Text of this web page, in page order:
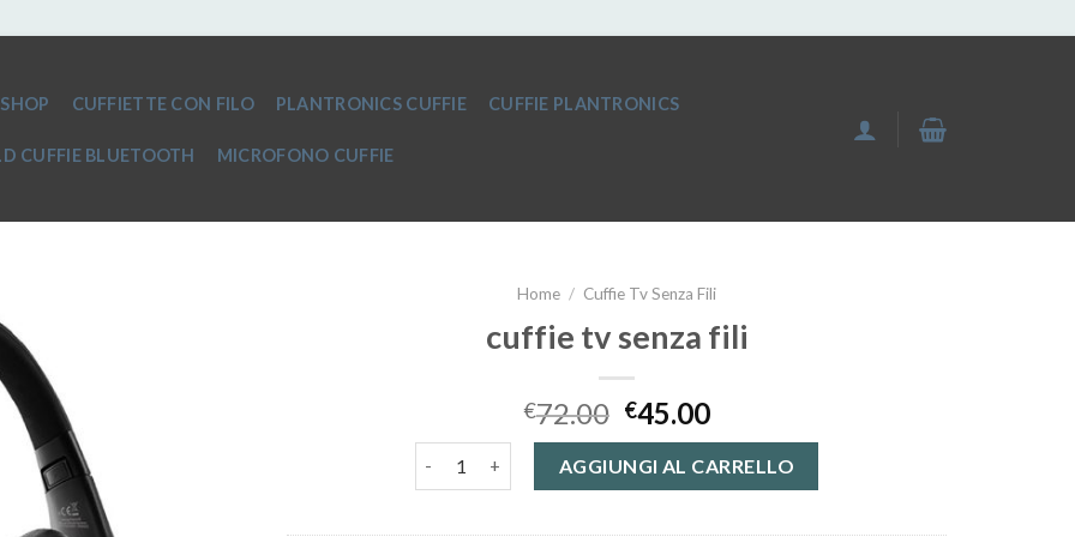
SHOP CUFFIETTE CON FILO PLANTRONICS CUFFIE CUFFIE PLANTRONICS
CUFFIE BLUETOOTH MICROFONO CUFFIE
Home / Cuffie Tv Senza Fili
cuffie tv senza fili
€72.00 €45.00
AGGIUNGI AL CARRELLO